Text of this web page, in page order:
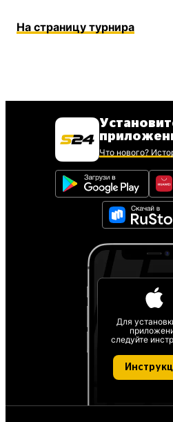
На страницу турнира
Что нового?
Для
следуйте